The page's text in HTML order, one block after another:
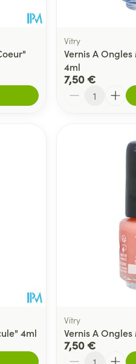
Vitry
Vernis A
4ml
7,50 €
Quantité
4ml
Vitry
Vernis A
7,50 €
Quantité